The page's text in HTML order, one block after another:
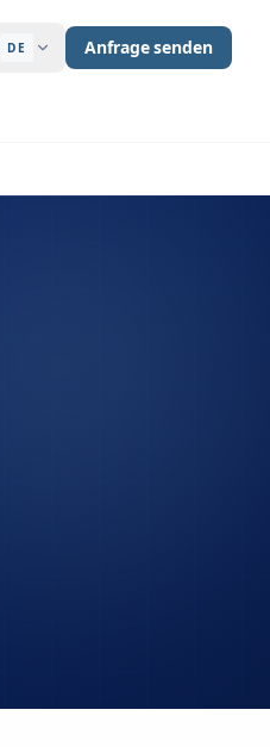
DE Anfrage senden